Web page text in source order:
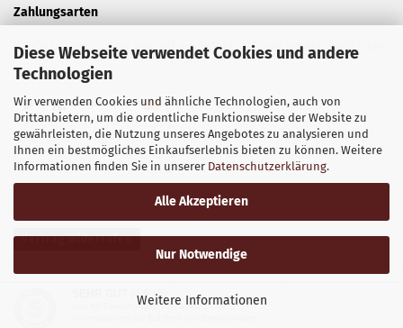
Diese Webseite verwendet Cookies und andere
Technologien
Wir verwenden Cookies und ähnliche Technologien, auch von
Drittanbietern, um die ordentliche Funktionsweise der Website zu
gewährleisten, die Nutzung unseres Angebotes zu analysieren und
Ihnen ein bestmögliches Einkaufserlebnis bieten zu können. Weitere
Informationen finden Sie in unserer Datenschutzerklärung.
Alle Akzeptieren
Nur Notwendige
Weitere Informationen
Zahlungsarten
Kaufe bei uns sicher ein mit einer Vielzahl von unterschiedlichen
Zahlungsarten.
Vertrag widerrufen
(4.9 / 5)
Bewertungen bei: amazon.de ⓘ